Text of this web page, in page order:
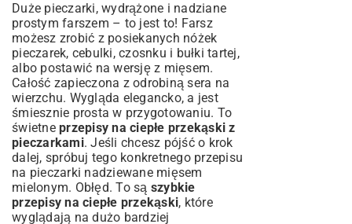
Duże pieczarki, wydrążone i nadziane
prostym farszem – to jest to! Farsz
możesz zrobić z posiekanych nóżek
pieczarek, cebulki, czosnku i bułki tartej,
albo postawić na wersję z mięsem.
Całość zapieczona z odrobiną sera na
wierzchu. Wygląda elegancko, a jest
śmiesznie prosta w przygotowaniu. To
świetne przepisy na ciepłe przekąski z
pieczarkami. Jeśli chcesz pójść o krok
dalej, spróbuj tego konkretnego przepisu
na pieczarki nadziewane mięsem
mielonym. Obłęd. To są szybkie
przepisy na ciepłe przekąski, które
wyglądają na dużo bardziej